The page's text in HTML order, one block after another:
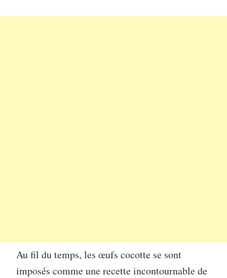
Au fil du temps, les œufs cocotte se sont
imposés comme une recette incontournable de